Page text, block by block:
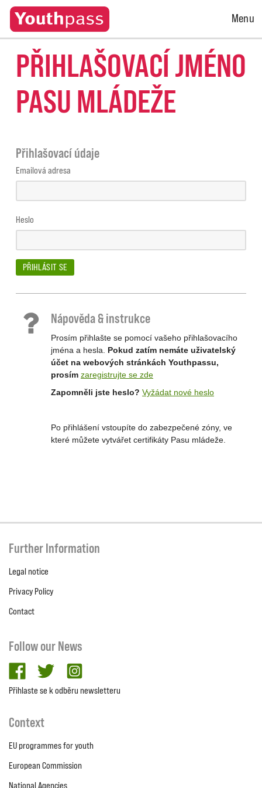
Open
Menu
PŘIHLAŠOVACÍ JMÉNO
PASU MLÁDEŽE
Přihlašovací údaje
Emailová adresa
Heslo
PŘIHLÁSIT SE
Nápověda & instrukce
Prosím přihlašte se pomocí vašeho přihlašovacího
jména a hesla. Pokud zatím nemáte uživatelský
účet na webových stránkách Youthpassu,
prosím zaregistrujte se zde
Zapomněli jste heslo? Vyžádat nové heslo
Po přihlášení vstoupíte do zabezpečené zóny, ve
které můžete vytvářet certifikáty Pasu mládeže.
Further Information
Legal notice
Privacy Policy
Contact
Follow our News
facebooktwitter
Přihlaste se k odběru newsletteru
Context
EU programmes for youth
European Commission
National Agencies